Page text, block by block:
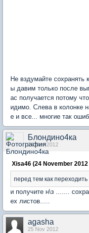
Не вздумайте сохранять
ы давим только после
ас получается потому
идимо. Слева в колонке
е и все... многие так
Блондино4ка
24 Nov 2012
Xisa46 (24 November
перед тем как
и получите н\з .......
ех листов.....
agasha
25 Nov 2012